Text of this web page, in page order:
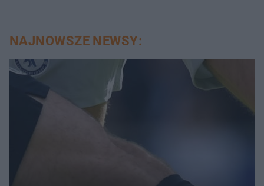
NAJNOWSZE NEWSY: